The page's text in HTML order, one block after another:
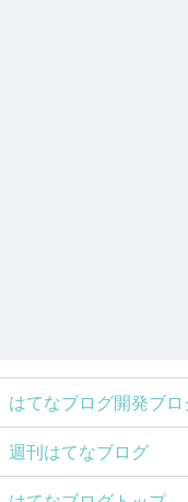
はてなブログ開発ブロ
週刊はてなブログ